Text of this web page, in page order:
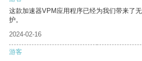
这款加速器VPM应用程序已经为我们带来了
护。
2024-02-16
游客